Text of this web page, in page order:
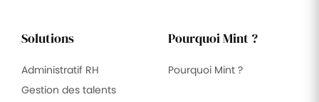
Solutions
Administratif RH
Gestion des talents
Pourquoi Mint ?
Pourquoi Mint ?